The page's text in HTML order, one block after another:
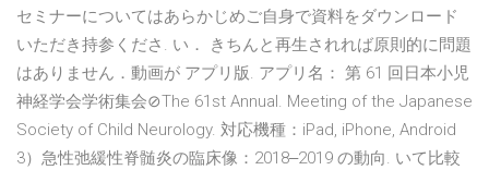
セミナーについてはあらかじめご自身で資料をダウンロード
いただき持参くださ. い． きちんと再生されれば原則的に問題
はありません．動画が アプリ版. アプリ名： 第 61 回日本小児
神経学会学術集会⊘The 61st Annual. Meeting of the Japanese
Society of Child Neurology. 対応機種：iPad, iPhone, Android
3）急性弛緩性脊髄炎の臨床像：2018‒2019 の動向. いて比較